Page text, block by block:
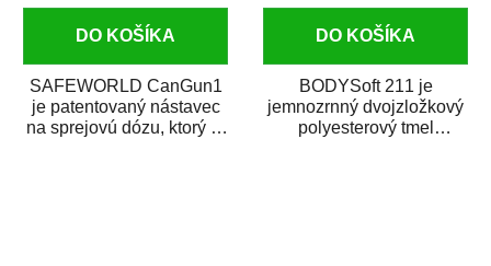
DO KOŠÍKA
SAFEWORLD CanGun1
je patentovaný nástavec
na sprejovú dózu, ktorý ju
DO KOŠÍKA
BODYSoft 211 je
jemnozrnný dvojzložkový
polyesterový tmel